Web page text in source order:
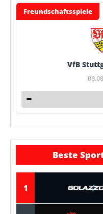
Freundschaftsspiele
VfB
Beste
1